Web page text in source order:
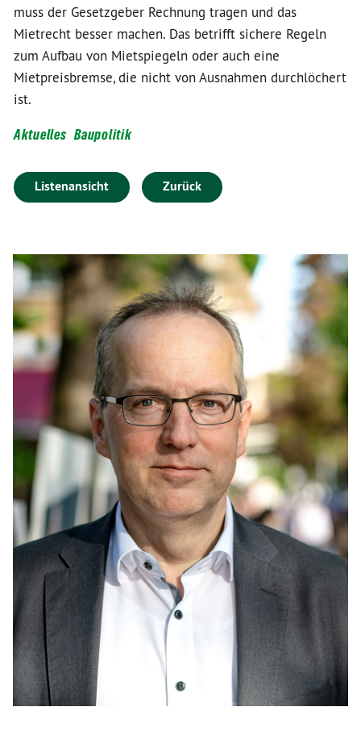
muss der Gesetzgeber Rechnung tragen und das
Mietrecht besser machen. Das betrifft sichere Regeln
zum Aufbau von Mietspiegeln oder auch eine
Mietpreisbremse, die nicht von Ausnahmen durchlöchert
ist.
Aktuelles Baupolitik
Listenansicht Zurück